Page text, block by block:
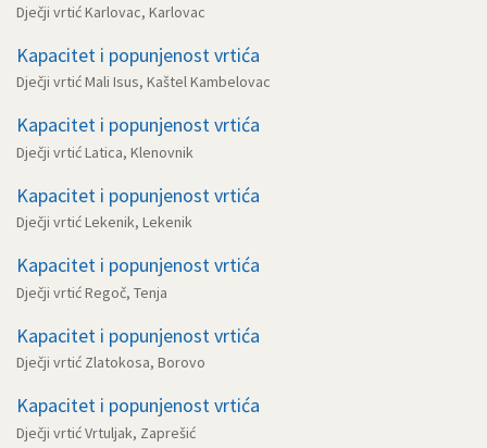
Dječji vrtić Karlovac, Karlovac
Kapacitet i popunjenost vrtića
Dječji vrtić Mali Isus, Kaštel Kambelovac
Kapacitet i popunjenost vrtića
Dječji vrtić Latica, Klenovnik
Kapacitet i popunjenost vrtića
Dječji vrtić Lekenik, Lekenik
Kapacitet i popunjenost vrtića
Dječji vrtić Regoč, Tenja
Kapacitet i popunjenost vrtića
Dječji vrtić Zlatokosa, Borovo
Kapacitet i popunjenost vrtića
Dječji vrtić Vrtuljak, Zaprešić